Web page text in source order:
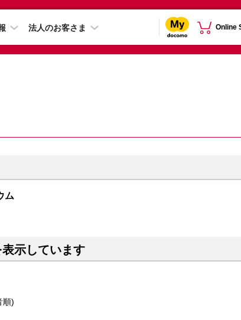
法人のお客さま Online
ム
示しています
順)